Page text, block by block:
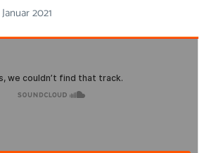
2021